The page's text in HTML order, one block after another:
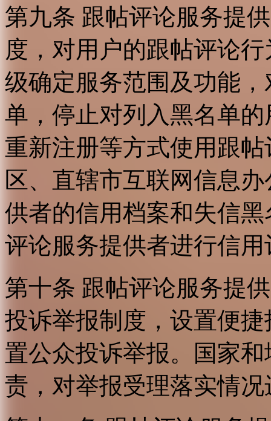
第九条 跟帖评论服务提
度，对用户的跟帖评论
级确定服务范围及功能
单，停止对列入黑名单
重新注册等方式使用跟
区、直辖市互联网信息
供者的信用档案和失信
评论服务提供者进行信用
第十条 跟帖评论服务提
投诉举报制度，设置便
置公众投诉举报。国家
责，对举报受理落实情